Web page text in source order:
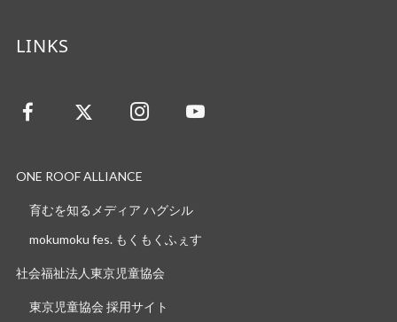
LINKS
ONE ROOF ALLIANCE
育むを知るメディア ハグシル
mokumoku fes. もくもくふぇす
社会福祉法人東京児童協会
東京児童協会 採用サイト